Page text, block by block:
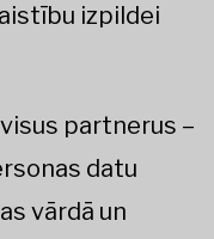
izpildei
partnerus –
datu
vārdā un